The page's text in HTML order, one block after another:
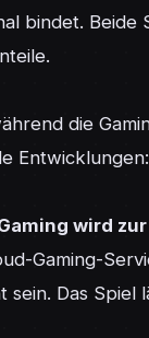
bindet. Beide
die
Entwicklungen:
wird
Gaming-
sein. Das Spiel